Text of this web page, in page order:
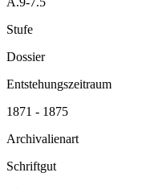
Stufe
Dossier
Entstehungszeitraum
1871 - 1875
Archivalienart
Schriftgut